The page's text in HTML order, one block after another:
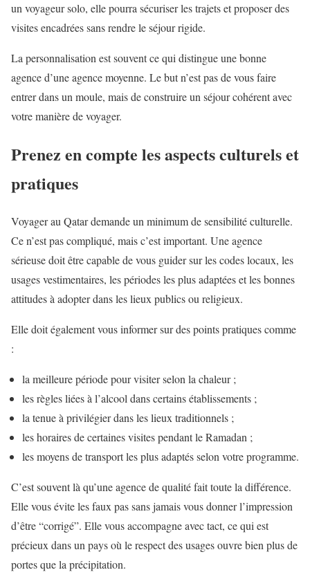
un voyageur solo, elle pourra sécuriser les trajets et proposer des
visites encadrées sans rendre le séjour rigide.
La personnalisation est souvent ce qui distingue une bonne
agence d’une agence moyenne. Le but n’est pas de vous faire
entrer dans un moule, mais de construire un séjour cohérent avec
votre manière de voyager.
Prenez en compte les aspects culturels et
pratiques
Voyager au Qatar demande un minimum de sensibilité culturelle.
Ce n’est pas compliqué, mais c’est important. Une agence
sérieuse doit être capable de vous guider sur les codes locaux, les
usages vestimentaires, les périodes les plus adaptées et les bonnes
attitudes à adopter dans les lieux publics ou religieux.
Elle doit également vous informer sur des points pratiques comme
:
la meilleure période pour visiter selon la chaleur ;
les règles liées à l’alcool dans certains établissements ;
la tenue à privilégier dans les lieux traditionnels ;
les horaires de certaines visites pendant le Ramadan ;
les moyens de transport les plus adaptés selon votre programme.
C’est souvent là qu’une agence de qualité fait toute la différence.
Elle vous évite les faux pas sans jamais vous donner l’impression
d’être “corrigé”. Elle vous accompagne avec tact, ce qui est
précieux dans un pays où le respect des usages ouvre bien plus de
portes que la précipitation.